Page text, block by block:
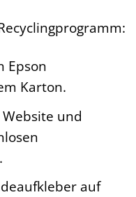
Epson
Karton.
und
auf